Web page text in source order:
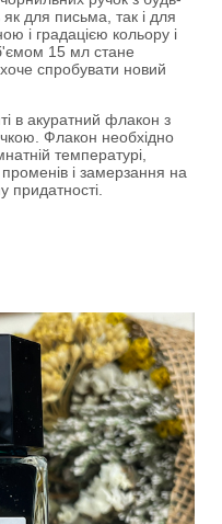
для письма, так і для
і градацією кольору і
15 мл стане
спробувати новий
в акуратний флакон з
Флакон необхідно
температурі,
і замерзання на
придатності.